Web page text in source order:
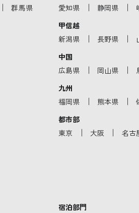
｜ 群馬県
愛知県
｜ 静岡県 ｜
甲信越
新潟県
｜ 長野県 ｜
中国
広島県
｜ 岡山県 ｜
九州
福岡県
｜ 熊本県 ｜
都市部
東京
｜ 大阪 ｜ 名古
宿泊部門